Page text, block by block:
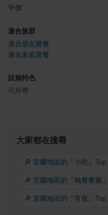
平價
適合族群
適合朋友聚餐
適合家庭聚餐
設施特色
可外帶
大家都在搜尋
🔎 宜蘭地區的『小吃』Top
🔎 宜蘭地區的『晚餐餐廳
🔎 宜蘭地區的『宵夜』Top